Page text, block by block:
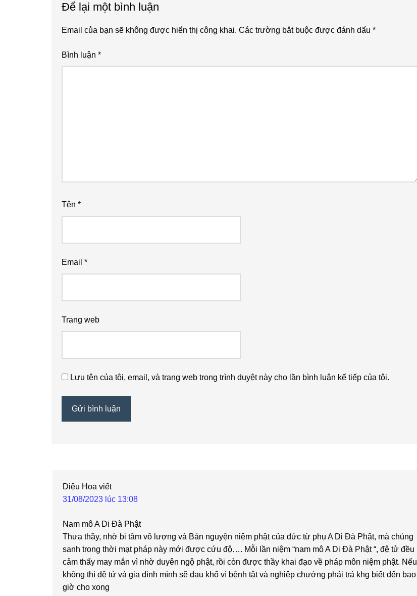
Để lại một bình luận
Email của bạn sẽ không được hiển thị công khai. Các trường bắt buộc được đánh dấu *
Bình luận *
Tên *
Email *
Trang web
Lưu tên của tôi, email, và trang web trong trình duyệt này cho lần bình luận kế tiếp của tôi.
Diệu Hoa viết
31/08/2023 lúc 13:08
Nam mô A Di Đà Phật
Thưa thầy, nhờ bi tâm vô lượng và Bản nguyện niệm phật của đức từ phụ A Di Đà Phật, mà chúng
sanh trong thời mạt pháp này mới được cứu độ…. Mỗi lần niệm “nam mô A Di Đà Phật “, đệ tử đều
cảm thấy may mắn vì nhờ duyên ngộ phật, rồi còn được thầy khai đạo về pháp môn niệm phật. Nếu
không thì đệ tử và gia đình mình sẽ đau khổ vì bệnh tật và nghiệp chướng phải trả khg biết đến bao
giờ cho xong